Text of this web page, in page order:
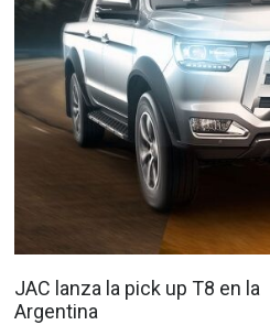
JAC lanza la pick up T8 en la
Argentina